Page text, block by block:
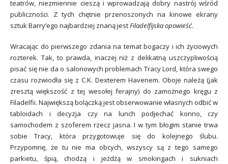
teatrów, niezmiennie cieszą i wprowadzają dobry nastrój wśród
publiczności. Z tych chętnie przenoszonych na kinowe ekrany
sztuk Barry’ego najbardziej znaną jestFiladelfijska opowieść.
Wracając do pierwszego zdania na temat bogaczy i ich życiowych
rozterek. Tak, to prawda, inaczej niż z delikatną uszczypliwością
pisać się nie da o salonowych problemach Tracy Lord, która swego
czasu rozwiodła się z C.K. Dexterem Havenem. Oboje należą (jak
zresztą większość z tej wesołej ferajny) do zamożnego kręgu z
Filadelfii. Największą bolączką jest obserwowanie własnych odbić w
tabloidach i decyzja czy na lunch podjechać konno, czy
samochodem z szoferem rzecz jasna. I w tym błogim stanie trwa
sobie Tracy, która przygotowuje się do kolejnego ślubu.
Przypomnę, że tu nie ma obcych, wszyscy są z tego samego
parkietu, śpią, chodzą i jeżdżą w smokingach i sukniach